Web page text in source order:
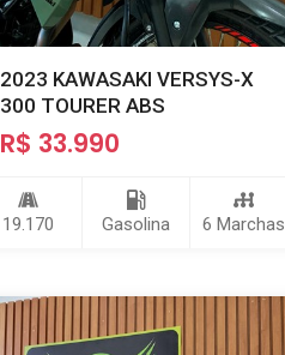
2023 KAWASAKI VERSYS-X
300 TOURER ABS
R$ 33.990
19.170 Gasolina 6 Marchas